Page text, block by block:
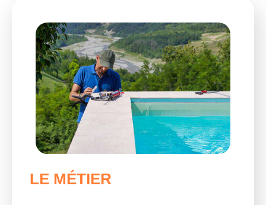
LE MÉTIER